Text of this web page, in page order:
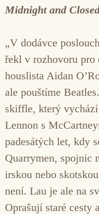
Midnight and
„V dodávce
řekl v rozhovoru pro
houslista Aidan
ale pouštíme
skiffle, který
Lennon s
padesátých let, kdy
Quarrymen, spojnic
irskou nebo
není. Lau je ale na
Oprašují staré cesty